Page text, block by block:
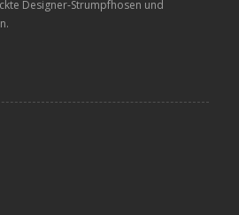
Designer-Strumpfhosen und